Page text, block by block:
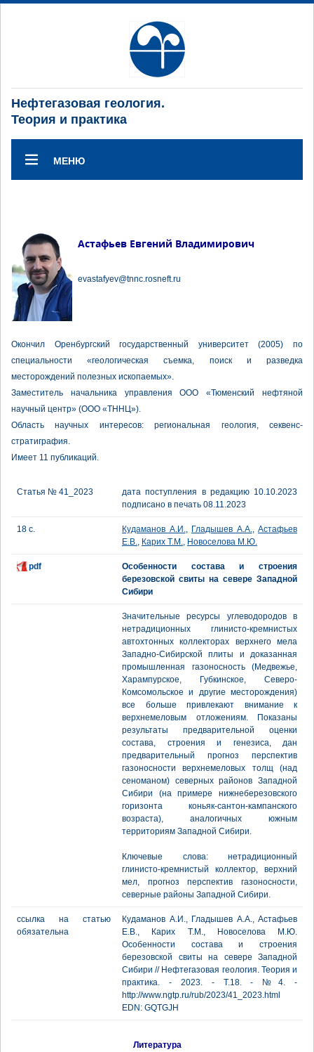
Нефтегазовая геология.
Теория и практика
МЕНЮ
Астафьев Евгений Владимирович
evastafyev@tnnc.rosneft.ru
Окончил Оренбургский государственный университет (2005) по
специальности «геологическая съемка, поиск и разведка
месторождений полезных ископаемых».
Заместитель начальника управления ООО «Тюменский нефтяной
научный центр» (ООО «ТННЦ»).
Область научных интересов: региональная геология, секвенс-
стратиграфия.
Имеет 11 публикаций.
Статья № 41_2023
дата поступления в редакцию 10.10.2023
подписано в печать 08.11.2023
18 с. Кудаманов А.И., Гладышев А.А., Астафьев
Е.В., Карих Т.М., Новоселова М.Ю.
pdf
Особенности состава и строения
березовской свиты на севере Западной
Сибири
Значительные ресурсы углеводородов в
нетрадиционных глинисто-кремнистых
автохтонных коллекторах верхнего мела
Западно-Сибирской плиты и доказанная
промышленная газоносность (Медвежье,
Харампурское, Губкинское, Северо-
Комсомольское и другие месторождения)
все больше привлекают внимание к
верхнемеловым отложениям. Показаны
результаты предварительной оценки
состава, строения и генезиса, дан
предварительный прогноз перспектив
газоносности верхнемеловых толщ (над
сеноманом) северных районов Западной
Сибири (на примере нижнеберезовского
горизонта коньяк-сантон-кампанского
возраста), аналогичных южным
территориям Западной Сибири.
Ключевые слова: нетрадиционный
глинисто-кремнистый коллектор, верхний
мел, прогноз перспектив газоносности,
северные районы Западной Сибири.
ссылка на статью
обязательна
Кудаманов А.И., Гладышев А.А., Астафьев
Е.В., Карих Т.М., Новоселова М.Ю.
Особенности состава и строения
березовской свиты на севере Западной
Сибири // Нефтегазовая геология. Теория и
практика. - 2023. - Т.18. - №4. -
http://www.ngtp.ru/rub/2023/41_2023.html
EDN: GQTGJH
Литература